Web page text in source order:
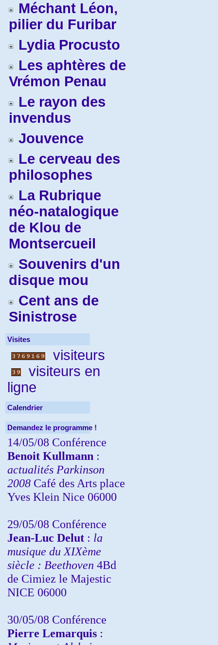
Méchant Léon,
pilier du Furibar
Lydia Procusto
Les aphtères de
Vrémon Penau
Le rayon des
invendus
Jouvence
Le cerveau des
philosophes
La Rubrique
néo-natalogique
de Klou de
Montsercueil
Souvenirs d'un
disque mou
Cent ans de
Sinistrose
Visites
visiteurs
visiteurs en
ligne
Calendrier
Demandez le programme !
14/05/08 Conférence
Benoit Kullmann :
actualités Parkinson
2008 Café des Arts place
Yves Klein Nice 06000
29/05/08 Conférence
Jean-Luc Delut : la
musique du XIXème
siècle : Beethoven 4Bd
de Cimiez le Majestic
NICE 06000
30/05/08 Conférence
Pierre Lemarquis :